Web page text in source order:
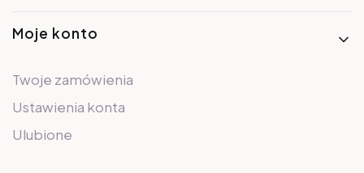
Moje konto
Twoje zamówienia
Ustawienia konta
Ulubione